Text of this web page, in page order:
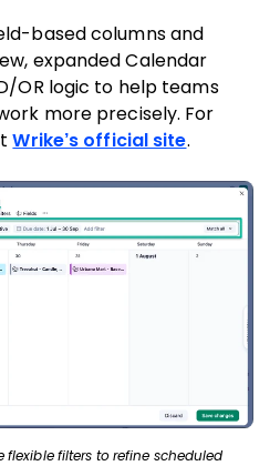
flexible filters to refine scheduled
based columns and
expanded Calendar
OR logic to help teams
more precisely. For
Wrike’s official site.